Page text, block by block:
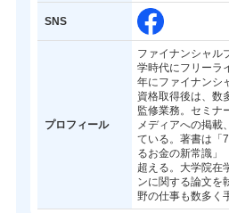
SNS
プロフィール
ファイナンシャル
学時代にフリーラ
年にファイナンシ
資格取得後は、数
監修業務。セミナ
メディアへの掲載
ている。著書は「
るお金の新常識」
超える。大学院在
ンに関する論文を
野の仕事も数多く